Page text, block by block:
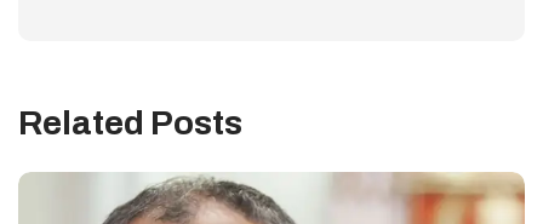
Related Posts